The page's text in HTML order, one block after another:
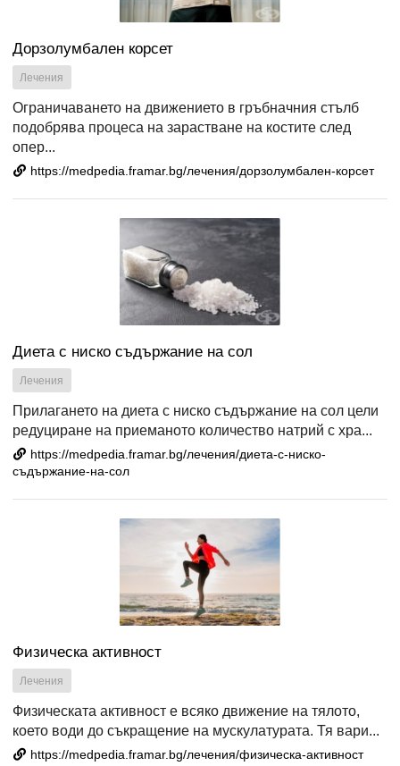
Дорзолумбален корсет
Лечения
Ограничаването на движението в гръбначния стълб
подобрява процеса на зарастване на костите след
опер...
https://medpedia.framar.bg/лечения/дорзолумбален-корсет
Диета с ниско съдържание на сол
Лечения
Прилагането на диета с ниско съдържание на сол цели
редуциране на приеманото количество натрий с хра...
https://medpedia.framar.bg/лечения/диета-с-ниско-
съдържание-на-сол
Физическа активност
Лечения
Физическата активност е всяко движение на тялото,
което води до съкращение на мускулатурата. Тя вари...
https://medpedia.framar.bg/лечения/физическа-активност